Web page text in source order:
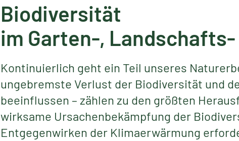
Biodiversität
im Garten-,
Kontinuierlich geht ein Teil unseres
ungebremste Verlust der Biodiversität und
beeinflussen – zählen zu den größten
wirksame Ursachenbekämpfung der
Entgegenwirken der Klimaerwärmung